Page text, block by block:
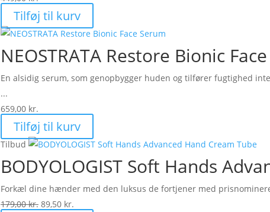
Tilføj til kurv
NEOSTRATA Restore Bionic
En alsidig serum, som genopbygger huden og tilfører fugtighed
...
659,00 kr.
Tilføj til kurv
Tilbud
BODYOLOGIST Soft Hands
Forkæl dine hænder med den luksus de fortjener med
179,00kr. Den
89,50 kr.